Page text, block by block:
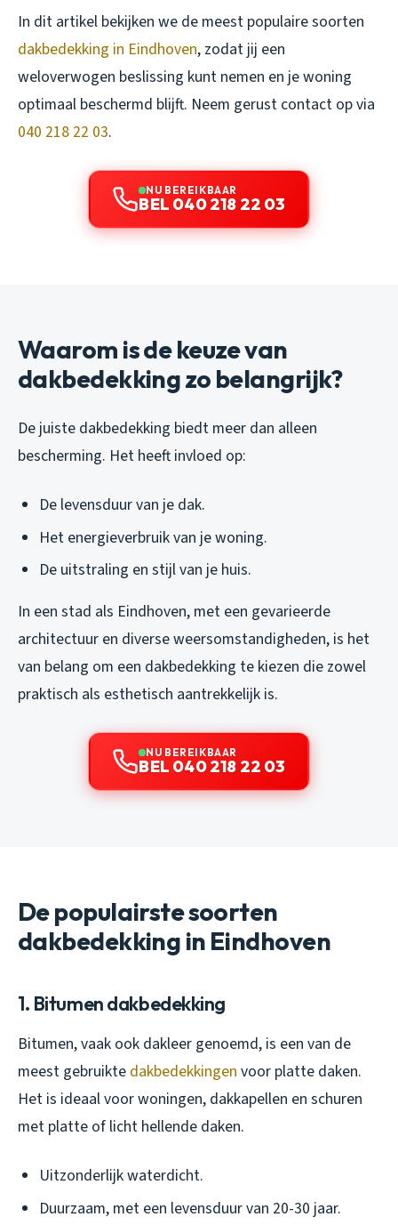
In dit artikel bekijken we de meest populaire soorten
dakbedekking in Eindhoven, zodat jij een
weloverwogen beslissing kunt nemen en je woning
optimaal beschermd blijft. Neem gerust contact op via
040 218 22 03.
NU BEREIKBAAR
BEL 040 218 22 03
Waarom is de keuze van
dakbedekking zo belangrijk?
De juiste dakbedekking biedt meer dan alleen
bescherming. Het heeft invloed op:
De levensduur van je dak.
Het energieverbruik van je woning.
De uitstraling en stijl van je huis.
In een stad als Eindhoven, met een gevarieerde
architectuur en diverse weersomstandigheden, is het
van belang om een dakbedekking te kiezen die zowel
praktisch als esthetisch aantrekkelijk is.
NU BEREIKBAAR
BEL 040 218 22 03
De populairste soorten
dakbedekking in Eindhoven
1. Bitumen dakbedekking
Bitumen, vaak ook dakleer genoemd, is een van de
meest gebruikte dakbedekkingen voor platte daken.
Het is ideaal voor woningen, dakkapellen en schuren
met platte of licht hellende daken.
Uitzonderlijk waterdicht.
Duurzaam, met een levensduur van 20-30 jaar.